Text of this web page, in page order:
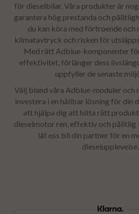
för dieselbilar. Våra produkter är
garantera hög prestanda och
du kan köra med förtroende och
klimatavtryck och risken för
Med rätt Adblue-komponenter
effektivitet, förlänger dess
uppfyller de senaste
Välj bland våra Adblue-moduler och
investera i en hållbar lösning för din
att hjälpa dig att hitta rätt
dieselmotor ren, effektiv och pålitlig
låt oss bli din partner för en
dieselupplevelse.